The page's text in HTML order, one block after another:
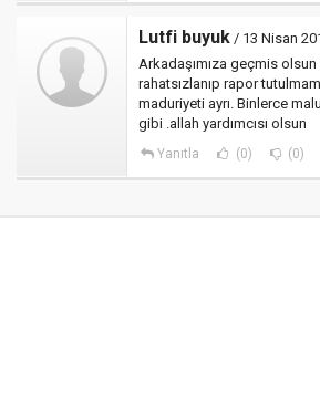
Lutfi buyuk / 13 Nisan
Arkadaşımıza geçmis
rahatsızlanıp rapor
maduriyeti ayrı. Binlerce
gibi .allah yardımcısı olsun
Yanıtla (0) (0)